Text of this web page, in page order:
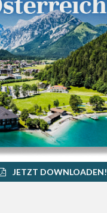
JETZT DOWNLOADEN!